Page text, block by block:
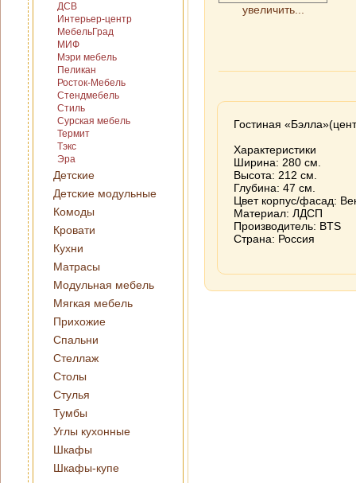
ДСВ
Интерьер-центр
МебельГрад
МИФ
Мэри мебель
Пеликан
Росток-Мебель
Стендмебель
Стиль
Сурская мебель
Термит
Тэкс
Эра
Детские
Детские модульные
Комоды
Кровати
Кухни
Матрасы
Модульная мебель
Мягкая мебель
Прихожие
Спальни
Стеллаж
Столы
Стулья
Тумбы
Углы кухонные
Шкафы
Шкафы-купе
увеличить...
Гостиная
Характеристики
Ширина: 280 см.
Высота: 212 см.
Глубина: 47 см.
Цвет корпус/фасад:
Материал: ЛДСП
Производитель: BTS
Страна: Россия